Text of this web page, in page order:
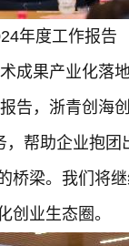
年度工作报告
成果产业化落地
告，浙青创海
帮助企业抱
梁。我们将
创业生态圈。